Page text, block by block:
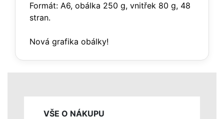
Formát: A6, obálka 250 g, vnitřek 80 g, 48
stran.
Nová grafika obálky!
VŠE O NÁKUPU